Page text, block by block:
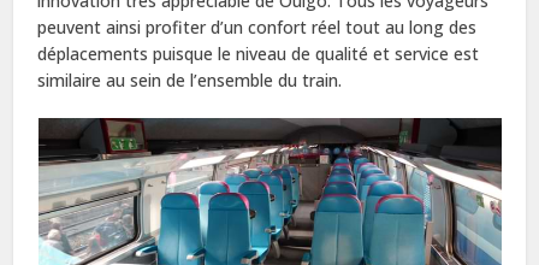
peuvent ainsi profiter d’un confort réel tout au long des
déplacements puisque le niveau de qualité et service est
similaire au sein de l’ensemble du train.